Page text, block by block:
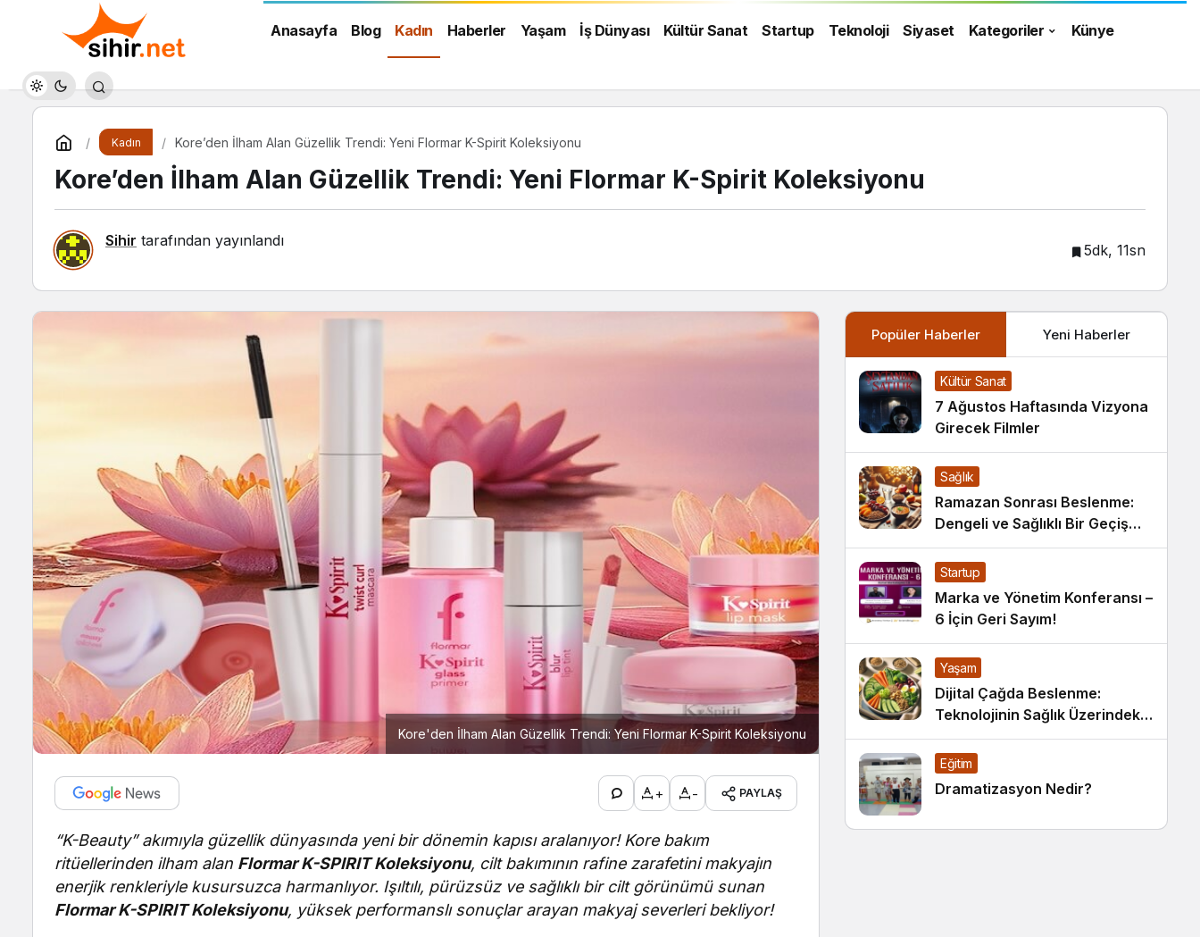
Anasayfa Blog Kadın Haberler Yaşam İş Dünyası Kültür Sanat Startup Teknoloji Siyaset Kategoriler Künye
Kadın Kore’den İlham Alan Güzellik Trendi: Yeni Flormar K-Spirit Koleksiyonu
Kore’den İlham Alan Güzellik Trendi: Yeni Flormar K-Spirit Koleksiyonu
Sihir tarafından yayınlandı
5dk, 11sn
Kore'den İlham Alan Güzellik Trendi: Yeni Flormar K-Spirit Koleksiyonu
+ - PAYLAŞ
“K-Beauty” akımıyla güzellik dünyasında yeni bir dönemin kapısı aralanıyor! Kore bakım
ritüellerinden ilham alan Flormar K-SPIRIT Koleksiyonu, cilt bakımının rafine zarafetini makyajın
enerjik renkleriyle kusursuzca harmanlıyor. Işıltılı, pürüzsüz ve sağlıklı bir cilt görünümü sunan
Flormar K-SPIRIT Koleksiyonu, yüksek performanslı sonuçlar arayan makyaj severleri bekliyor!
Popüler Haberler Yeni Haberler
Kültür Sanat
7 Ağustos Haftasında Vizyona
Girecek Filmler
Sağlık
Ramazan Sonrası Beslenme:
Dengeli ve Sağlıklı Bir Geçiş
İçin İpuçları
Startup
Marka ve Yönetim Konferansı –
6 İçin Geri Sayım!
Yaşam
Dijital Çağda Beslenme:
Teknolojinin Sağlık Üzerindeki
Etkileri ve Yeni Alışkanlıklar
Eğitim
Dramatizasyon Nedir?